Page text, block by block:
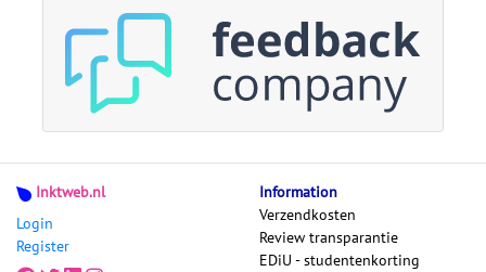
Inktweb.nl
Login
Register
Information
Verzendkosten
Review transparantie
EDiU - studentenkorting